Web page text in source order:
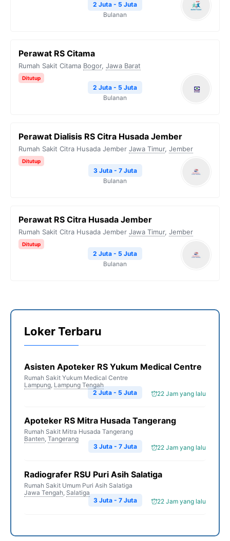
2 Juta - 5 Juta
Bulanan
Perawat RS Citama
Rumah Sakit Citama Bogor, Jawa Barat
Ditutup
2 Juta - 5 Juta
Bulanan
Perawat Dialisis RS Citra Husada Jember
Rumah Sakit Citra Husada Jember Jawa Timur, Jember
Ditutup
3 Juta - 7 Juta
Bulanan
Perawat RS Citra Husada Jember
Rumah Sakit Citra Husada Jember Jawa Timur, Jember
Ditutup
2 Juta - 5 Juta
Bulanan
Loker Terbaru
Asisten Apoteker RS Yukum Medical Centre
Rumah Sakit Yukum Medical Centre
Lampung, Lampung Tengah
22 Jam yang lalu
2 Juta - 5 Juta
Apoteker RS Mitra Husada Tangerang
Rumah Sakit Mitra Husada Tangerang
Banten, Tangerang
22 Jam yang lalu
3 Juta - 7 Juta
Radiografer RSU Puri Asih Salatiga
Rumah Sakit Umum Puri Asih Salatiga
Jawa Tengah, Salatiga
22 Jam yang lalu
3 Juta - 7 Juta